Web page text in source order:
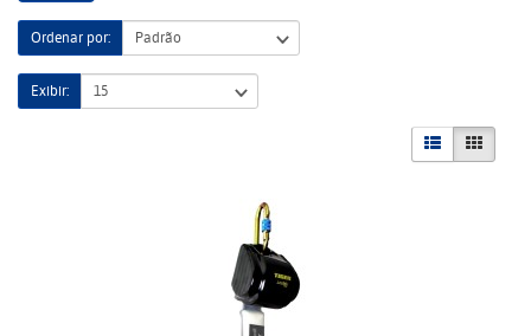
Ordenar por:
Exibir: